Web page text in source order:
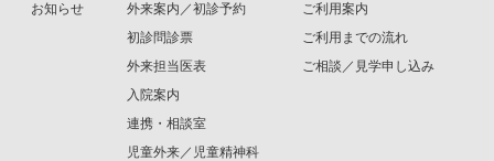
お知らせ
外来案内／初診予約
初診問診票
外来担当医表
入院案内
連携・相談室
児童外来／児童精神科
ご利用案内
ご利用までの流れ
ご相談／見学申し込み